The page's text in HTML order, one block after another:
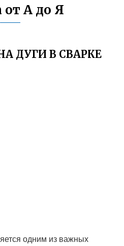
от А до Я
ДУГИ В СВАРКЕ
одним из важных